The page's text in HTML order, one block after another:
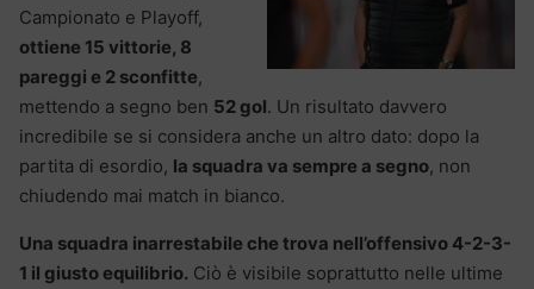
Campionato e Playoff,
ottiene 15 vittorie, 8
pareggi e 2 sconfitte,
mettendo a segno ben 52 gol. Un risultato davvero
incredibile se si considera anche un altro dato: dopo la
partita di esordio, la squadra va sempre a segno, non
chiudendo mai match in bianco.
Una squadra inarrestabile che trova nell’offensivo 4-2-3-
1 il giusto equilibrio. Ciò è visibile soprattutto nelle ultime